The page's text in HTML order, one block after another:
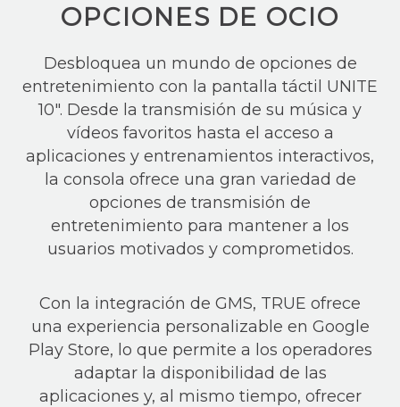
OPCIONES DE OCIO
Desbloquea un mundo de opciones de
entretenimiento con la pantalla táctil UNITE
10″. Desde la transmisión de su música y
vídeos favoritos hasta el acceso a
aplicaciones y entrenamientos interactivos,
la consola ofrece una gran variedad de
opciones de transmisión de
entretenimiento para mantener a los
usuarios motivados y comprometidos.
Con la integración de GMS, TRUE ofrece
una experiencia personalizable en Google
Play Store, lo que permite a los operadores
adaptar la disponibilidad de las
aplicaciones y, al mismo tiempo, ofrecer